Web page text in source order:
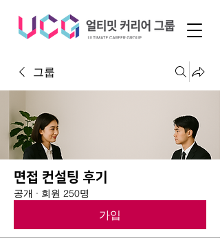
그룹
면접 컨설팅 후기
공개 · 회원 250명
가입